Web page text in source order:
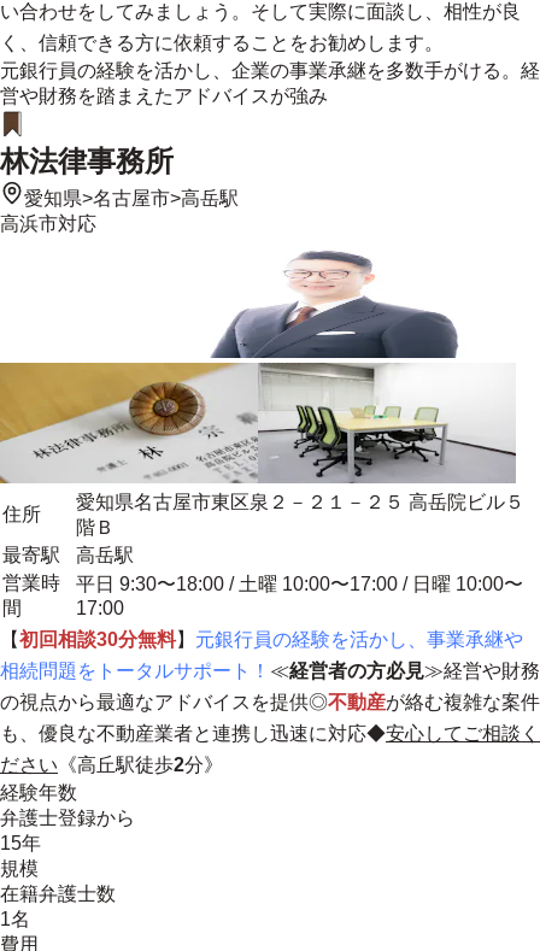
い合わせをしてみましょう。そして実際に面談し、相性が良
く、信頼できる方に依頼することをお勧めします。
元銀行員の経験を活かし、企業の事業承継を多数手がける。経
営や財務を踏まえたアドバイスが強み
林法律事務所
愛知県>名古屋市>高岳駅
高浜市対応
住所
愛知県名古屋市東区泉２－２１－２５ 高岳院ビル５
階Ｂ
最寄駅
高岳駅
営業時
間
平日 9:30〜18:00 / 土曜 10:00〜17:00 / 日曜 10:00〜
17:00
【初回相談30分無料】 元銀行員の経験を活かし、事業承継や
相続問題をトータルサポート！ ≪経営者の方必見≫経営や財務
の視点から最適なアドバイスを提供◎不動産が絡む複雑な案件
も、優良な不動産業者と連携し迅速に対応◆安心してご相談く
ださい 《高丘駅徒歩2分》
経験年数
弁護士登録から
15年
規模
在籍弁護士数
1名
費用